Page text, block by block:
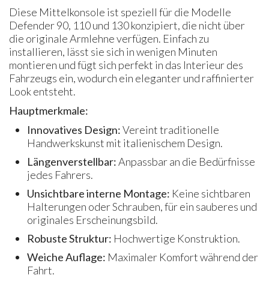
Diese Mittelkonsole ist speziell für die Modelle
Defender 90, 110 und 130 konzipiert, die nicht über
die originale Armlehne verfügen. Einfach zu
installieren, lässt sie sich in wenigen Minuten
montieren und fügt sich perfekt in das Interieur des
Fahrzeugs ein, wodurch ein eleganter und raffinierter
Look entsteht.
Hauptmerkmale:
Innovatives Design: Vereint traditionelle
Handwerkskunst mit italienischem Design.
Längenverstellbar: Anpassbar an die Bedürfnisse
jedes Fahrers.
Unsichtbare interne Montage: Keine sichtbaren
Halterungen oder Schrauben, für ein sauberes und
originales Erscheinungsbild.
Robuste Struktur: Hochwertige Konstruktion.
Weiche Auflage: Maximaler Komfort während der
Fahrt.